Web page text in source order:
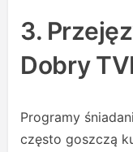
3.
Dobry
Programy
często goszczą